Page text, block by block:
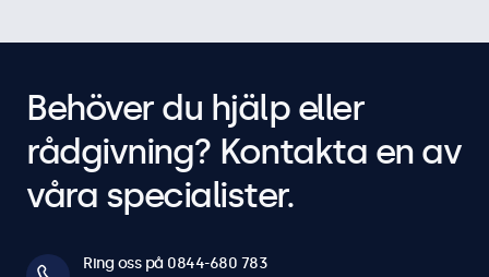
Behöver du hjälp eller
rådgivning? Kontakta en av
våra specialister.
Ring oss på 0844-680 783